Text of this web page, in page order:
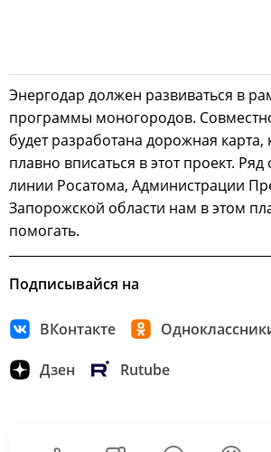
Энергодар должен развиваться в
программы моногородов.
будет разработана дорожная карта,
плавно вписаться в этот проект.
линии Росатома, Администрации
Запорожской области нам в этом
помогать.
Подписывайся на
ВКонтакте
Дзен Rutube